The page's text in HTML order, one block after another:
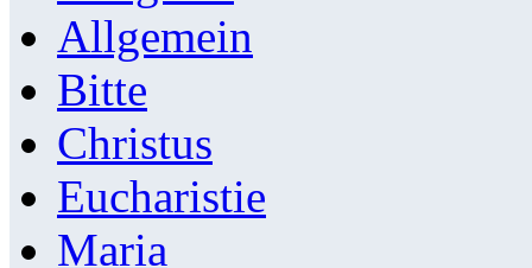
Allgemein
Bitte
Christus
Eucharistie
Maria